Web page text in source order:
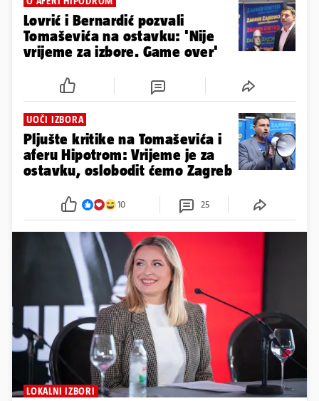
Lovrić i Bernardić pozvali
Tomaševića na ostavku: 'Nije
vrijeme za izbore. Game over'
UOČI IZBORA
Pljušte kritike na Tomaševića i
aferu Hipotrom: Vrijeme je za
ostavku, oslobodit ćemo Zagreb
10 25
LOKALNI IZBORI